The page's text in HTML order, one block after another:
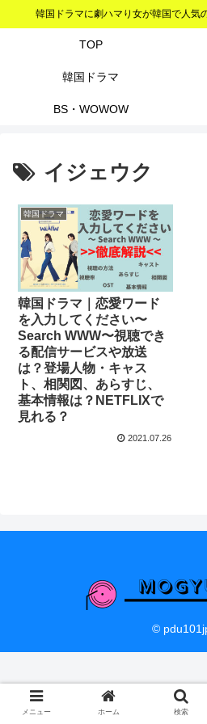
韓国ドラマに劇ハマり女が韓国で人気
TOP
韓国ドラマ
BS・WOWOW
イジェウク
韓国ドラマ
韓国ドラマ｜恋愛ワード
を入力してください〜
Search WWW〜視聴でき
る配信サービスや放送
は？登場人物・キャス
ト、相関図、あらすじ、
基本情報は？NETFLIXで
見れる？
2021.07.26
©
メニュー ホーム 検索